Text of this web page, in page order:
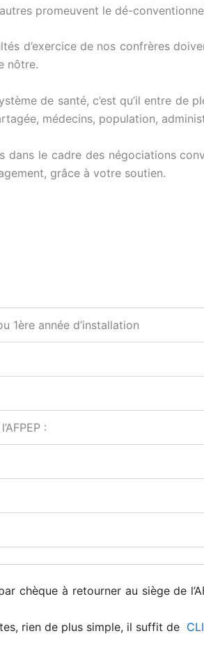
promeuvent le dé-
d’exercice de nos confrères
nôtre.
de santé, c’est qu’il entre de
médecins, population,
dans le cadre des négociations
grâce à votre soutien.
1ère année d’installation
:
chèque à retourner au siège de
rien de plus simple, il suffit de